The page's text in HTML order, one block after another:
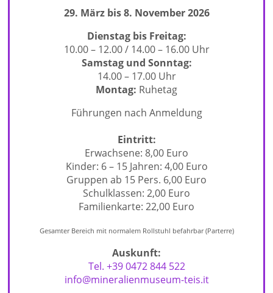
29. März bis 8. November 2026
Dienstag bis Freitag:
10.00 – 12.00 / 14.00 – 16.00 Uhr
Samstag und Sonntag:
14.00 – 17.00 Uhr
Montag: Ruhetag
Führungen nach Anmeldung
Eintritt:
Erwachsene: 8,00 Euro
Kinder: 6 – 15 Jahren: 4,00 Euro
Gruppen ab 15 Pers. 6,00 Euro
Schulklassen: 2,00 Euro
Familienkarte: 22,00 Euro
Gesamter Bereich mit normalem Rollstuhl befahrbar (Parterre)
Auskunft:
Tel. +39 0472 844 522
info@mineralienmuseum-teis.it